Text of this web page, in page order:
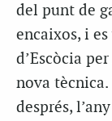
del punt de
encaixos, i
d’Escòcia
nova
després,